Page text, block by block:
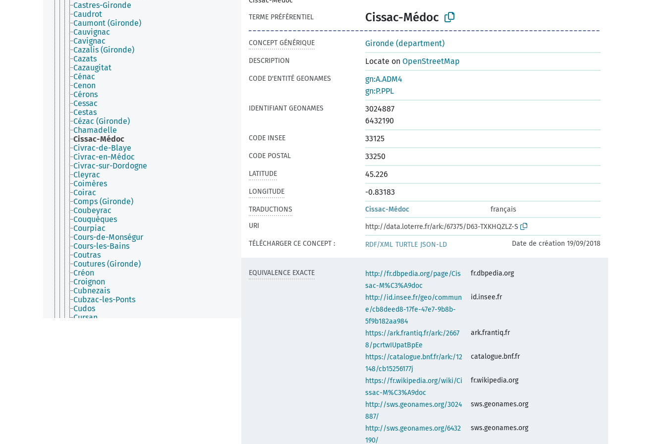
Castres-Gironde
Caudrot
Caumont (Gironde)
Cauvignac
Cavignac
Cazalis (Gironde)
Cazats
Cazaugitat
Cénac
Cenon
Cérons
Cessac
Cestas
Cézac (Gironde)
Chamadelle
Cissac-Médoc
Civrac-de-Blaye
Civrac-en-Médoc
Civrac-sur-Dordogne
Cleyrac
Coimères
Coirac
Comps (Gironde)
Coubeyrac
Couquèques
Courpiac
Cours-de-Monségur
Cours-les-Bains
Coutras
Coutures (Gironde)
Créon
Croignon
Cubnezais
Cubzac-les-Ponts
Cudos
Cursan
TERME PRÉFÉRENTIEL
Cissac-Médoc
CONCEPT GÉNÉRIQUE Gironde (department)
DESCRIPTION Locate on OpenStreetMap
CODE D'ENTITÉ GEONAMES
gn:A.ADM4
gn:P.PPL
IDENTIFIANT GEONAMES
3024887
6432190
CODE INSEE 33125
CODE POSTAL 33250
LATITUDE 45.226
LONGITUDE -0.83183
TRADUCTIONS Cissac-Médoc
français
URI
http://data.loterre.fr/ark:/67375/D63-TXKHQZLZ-S
TÉLÉCHARGER CE CONCEPT :
RDF/XML TURTLE JSON-LD Date de création 19/09/2018
EQUIVALENCE EXACTE
http://fr.dbpedia.org/page/Cis
sac-M%C3%A9doc
fr.dbpedia.org
http://id.insee.fr/geo/commun
e/cb8deed8-17fe-47e7-9b8b-
5f9b182aa984
id.insee.fr
https://ark.frantiq.fr/ark:/2667
8/pcrtwIUpatBpEe
ark.frantiq.fr
https://catalogue.bnf.fr/ark:/12
148/cb15256177j
catalogue.bnf.fr
https://fr.wikipedia.org/wiki/Ci
ssac-M%C3%A9doc
fr.wikipedia.org
http://sws.geonames.org/3024
887/
sws.geonames.org
http://sws.geonames.org/6432
190/
sws.geonames.org